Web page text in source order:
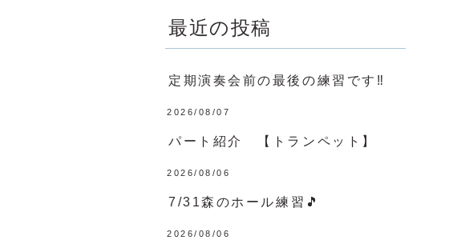
最近の投稿
定期演奏会前の最後の練習です‼️
2026/08/07
パート紹介 【トランペット】
2026/08/06
7/31森のホール練習🎵
2026/08/06